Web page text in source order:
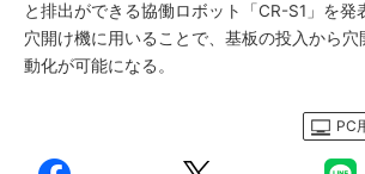
と排出ができる協働ロボット「CR-S1」を発
穴開け機に用いることで、基板の投入から穴
動化が可能になる。
PC